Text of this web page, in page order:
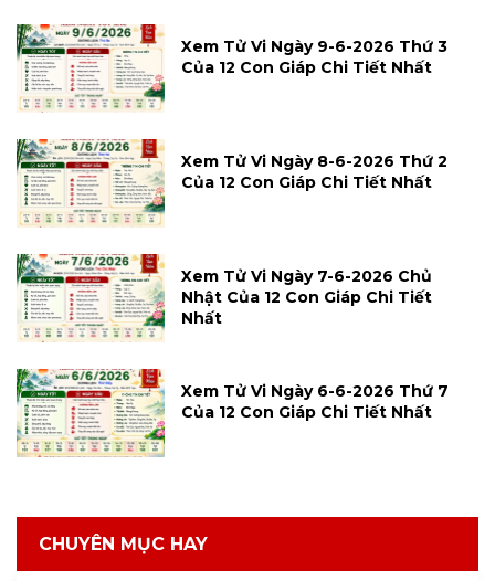
Xem Tử Vi Ngày 9-6-2026 Thứ 3
Của 12 Con Giáp Chi Tiết Nhất
Xem Tử Vi Ngày 8-6-2026 Thứ 2
Của 12 Con Giáp Chi Tiết Nhất
Xem Tử Vi Ngày 7-6-2026 Chủ
Nhật Của 12 Con Giáp Chi Tiết
Nhất
Xem Tử Vi Ngày 6-6-2026 Thứ 7
Của 12 Con Giáp Chi Tiết Nhất
CHUYÊN MỤC HAY